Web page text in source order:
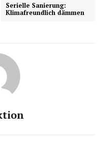
Serielle Sanierung:
Klimafreundlich dämmen